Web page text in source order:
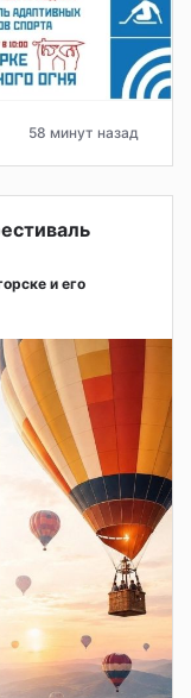
58 минут назад
и его